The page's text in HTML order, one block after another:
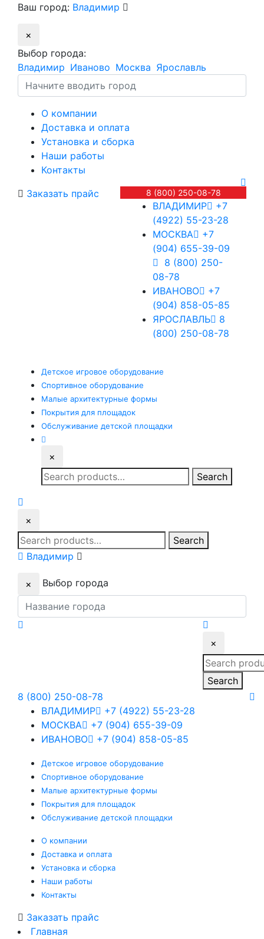
Ваш город: Владимир
×
Выбор города:
Владимир Иваново Москва Ярославль
О компании
Доставка и оплата
Установка и сборка
Наши работы
Контакты
Заказать прайс
8 (800) 250-08-78
ВЛАДИМИР
+7
(4922) 55-23-28
МОСКВА
+7
(904) 655-39-09
8 (800) 250-
08-78
ИВАНОВО
+7
(904) 858-05-85
ЯРОСЛАВЛЬ
8
(800) 250-08-78
Детское игровое оборудование
Спортивное оборудование
Малые архитектурные формы
Покрытия для площадок
Обслуживание детской площадки
×
Search
for:
Search
×
Search
for:
Search
Владимир
× Выбор города
×
Search
for:
Search
8 (800) 250-08-78
ВЛАДИМИР
+7 (4922) 55-23-28
МОСКВА
+7 (904) 655-39-09
ИВАНОВО
+7 (904) 858-05-85
Детское игровое оборудование
Спортивное оборудование
Малые архитектурные формы
Покрытия для площадок
Обслуживание детской площадки
О компании
Доставка и оплата
Установка и сборка
Наши работы
Контакты
Заказать прайс
Главная